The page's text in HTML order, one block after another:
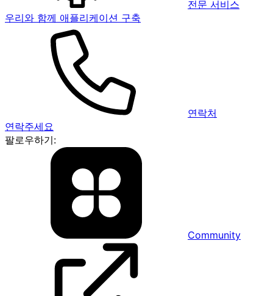
전문 서비스
우리와 함께 애플리케이션 구축
연락처
연락주세요
팔로우하기:
Community